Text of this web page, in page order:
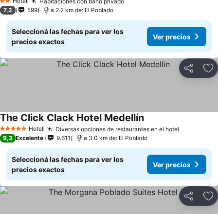
2 Estrellas
7,2 599 a 2.2 km de: El Poblado
Seleccioná las fechas para ver los
precios exactos
Ver precios
Compartir
5 Estrellas Hotel Diversas opciones de restaurantes en el hotel
The Click Clack Hotel Medellín
9,3 Excelente 9.611 a 3.0 km de: El Poblado
Seleccioná las fechas para ver los
precios exactos
Ver precios
Compartir